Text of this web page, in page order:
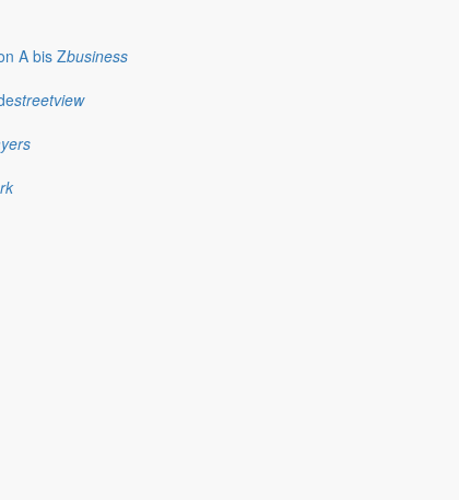
A bis Zbusiness
streetview